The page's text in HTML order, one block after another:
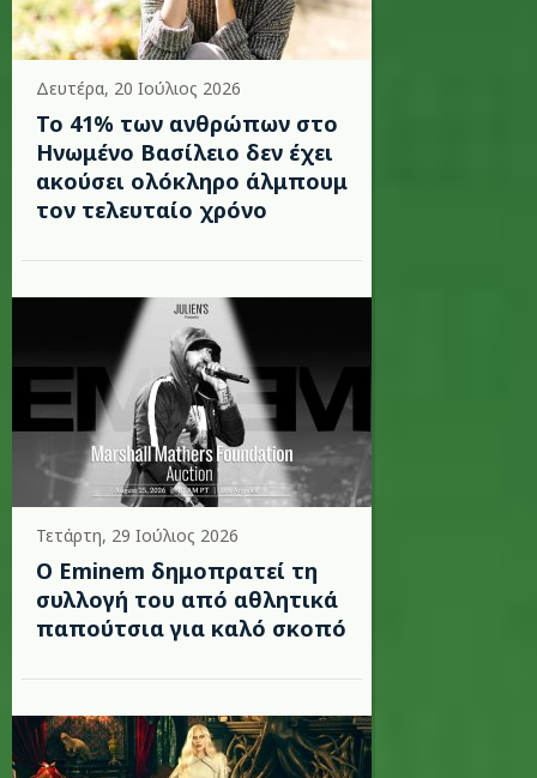
Δευτέρα, 20 Ιούλιος 2026
Το 41% των ανθρώπων στο
Ηνωμένο Βασίλειο δεν έχει
ακούσει ολόκληρο άλμπουμ
τον τελευταίο χρόνο
Τετάρτη, 29 Ιούλιος 2026
Ο Eminem δημοπρατεί τη
συλλογή του από αθλητικά
παπούτσια για καλό σκοπό